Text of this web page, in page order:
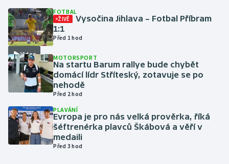
Lyže a snowboard
Moderní pětiboj
Motorsport
Parasport
Video
FOTBAL
ŽIVĚ
Vysočina Jihlava – Fotbal Příbram
1:1
Před 1 hod
MOTORSPORT
Na startu Barum rallye bude chybět
domácí lídr Stříteský, zotavuje se po
nehodě
Před 2 hod
PLAVÁNÍ
Evropa je pro nás velká prověrka, říká
šéftrenérka plavců Škábová a věří v
medaili
Před 3 hod